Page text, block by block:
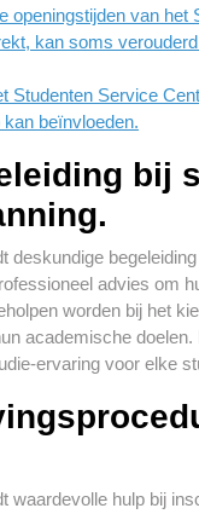
openingstijden van
kan soms
Studenten Service
beïnvloeden.
bij
deskundige
advies om
worden bij het
academische
ervaring voor elke
waardevolle hulp bij